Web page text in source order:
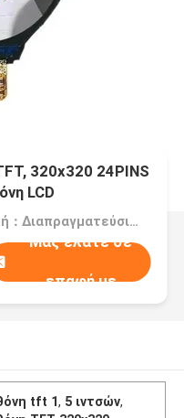
320x320 24PINS
LCD
Τιμή：Διαπραγματεύσιμα
Μας ελάτε σε
επαφή με
tft 1, 5 ιντσών,